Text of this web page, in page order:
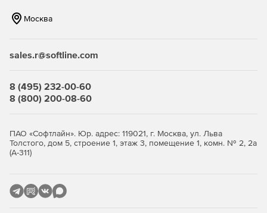
Москва
sales.r@softline.com
8 (495) 232-00-60
8 (800) 200-08-60
ПАО «Софтлайн». Юр. адрес: 119021, г. Москва, ул. Льва
Толстого, дом 5, строение 1, этаж 3, помещение 1, комн. № 2, 2а
(А-311)